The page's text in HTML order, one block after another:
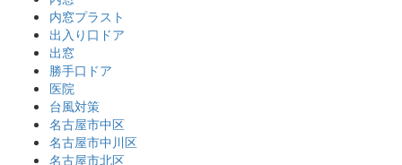
内窓プラスト
出入り口ドア
出窓
勝手口ドア
医院
台風対策
名古屋市中区
名古屋市中川区
名古屋市北区